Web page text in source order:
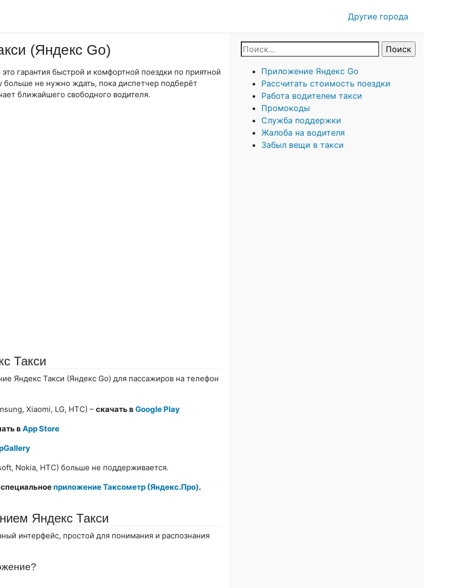
Другие города
(Яндекс Go)
гарантия быстрой и комфортной поездки по приятной
больше не нужно ждать, пока диспетчер подберёт
ближайшего свободного водителя.
Такси
Яндекс Такси (Яндекс Go) для пассажиров на телефон
Xiaomi, LG, HTC) – скачать в Google Play
в App Store
Nokia, HTC) больше не поддерживается.
приложение Таксометр (Яндекс.Про).
Яндекс Такси
интерфейс, простой для понимания и распознания
Приложение Яндекс Go
Рассчитать стоимость поездки
Работа водителем такси
Промокоды
Служба поддержки
Жалоба на водителя
Забыл вещи в такси